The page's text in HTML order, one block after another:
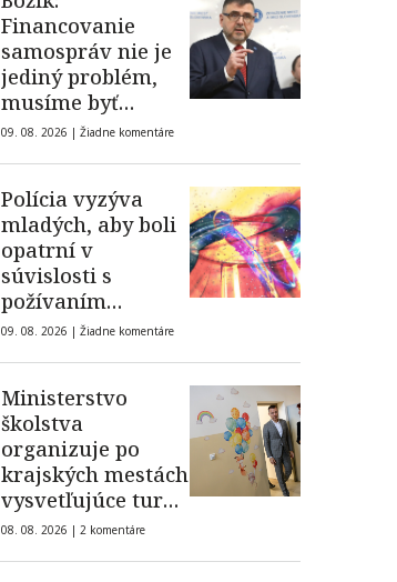
Financovanie
samospráv nie je
jediný problém,
musíme byť
partnerom štátu
09. 08. 2026 | Žiadne komentáre
Polícia vyzýva
mladých, aby boli
opatrní v
súvislosti s
požívaním
alkoholu
09. 08. 2026 | Žiadne komentáre
Ministerstvo
školstva
organizuje po
krajských mestách
vysvetľujúce turné
o zmenách vo
08. 08. 2026 | 2 komentáre